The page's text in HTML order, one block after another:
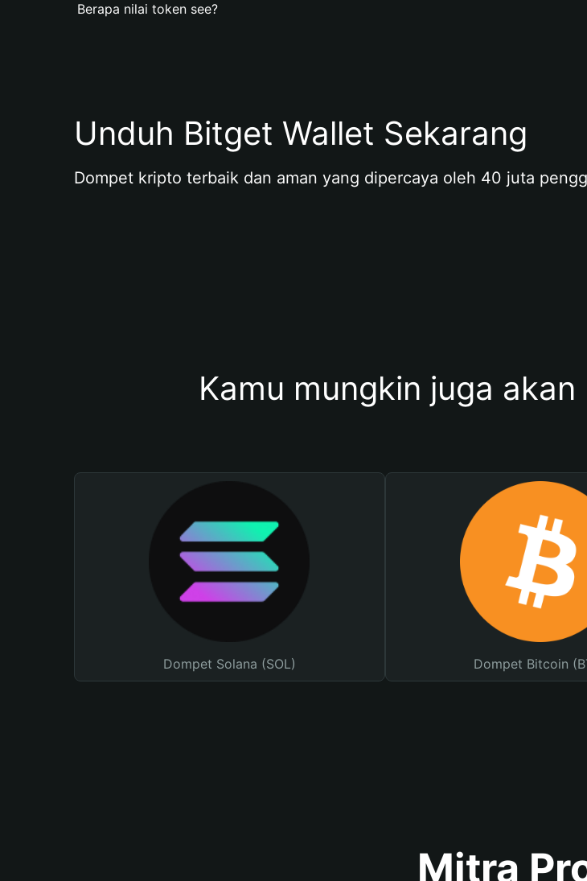
Berapa nilai token see?
Unduh Bitget Wallet Sekarang
Dompet kripto terbaik dan aman yang dipercaya oleh 40 juta
Kamu mungkin juga
Dompet Solana (SOL) Dompet Bitcoin
Mitra